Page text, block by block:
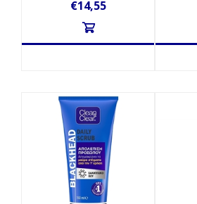
€14,55